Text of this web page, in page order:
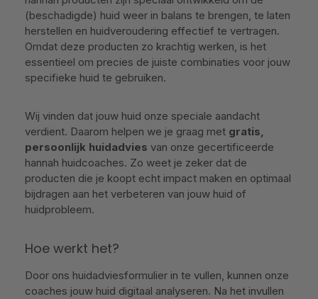
(beschadigde) huid weer in balans te brengen, te laten
herstellen en huidveroudering effectief te vertragen.
Omdat deze producten zo krachtig werken, is het
essentieel om precies de juiste combinaties voor jouw
specifieke huid te gebruiken.
Wij vinden dat jouw huid onze speciale aandacht
verdient. Daarom helpen we je graag met gratis,
persoonlijk huidadvies van onze gecertificeerde
hannah huidcoaches. Zo weet je zeker dat de
producten die je koopt echt impact maken en optimaal
bijdragen aan het verbeteren van jouw huid of
huidprobleem.
Hoe werkt het?
Door ons huidadviesformulier in te vullen, kunnen onze
coaches jouw huid digitaal analyseren. Na het invullen